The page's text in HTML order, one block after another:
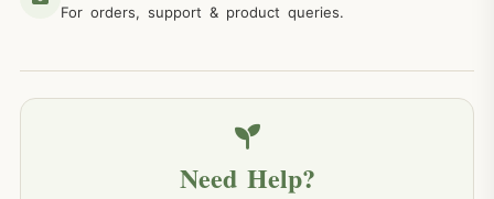
For orders, support & product queries.
Need Help?